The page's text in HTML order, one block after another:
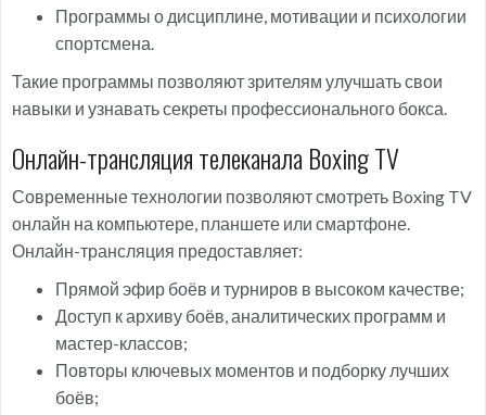
Программы о дисциплине, мотивации и психологии
спортсмена.
Такие программы позволяют зрителям улучшать свои
навыки и узнавать секреты профессионального бокса.
Онлайн-трансляция телеканала Boxing TV
Современные технологии позволяют смотреть Boxing TV
онлайн на компьютере, планшете или смартфоне.
Онлайн-трансляция предоставляет:
Прямой эфир боёв и турниров в высоком качестве;
Доступ к архиву боёв, аналитических программ и
мастер-классов;
Повторы ключевых моментов и подборку лучших
боёв;